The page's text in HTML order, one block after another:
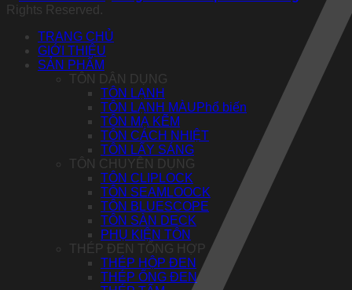
Rights Reserved.
TRANG CHỦ
GIỚI THIỆU
SẢN PHẨM
TÔN DÂN DỤNG
TÔN LẠNH
TÔN LẠNH MÀU
TÔN MẠ KẼM
TÔN CÁCH NHIỆT
TÔN LẤY SÁNG
TÔN CHUYÊN DỤNG
TÔN CLIPLOCK
TÔN SEAMLOOCK
TÔN BLUESCOPE
TÔN SÀN DECK
PHỤ KIỆN TÔN
THÉP ĐEN TỔNG HỢP
THÉP HỘP ĐEN
THÉP ỐNG ĐEN